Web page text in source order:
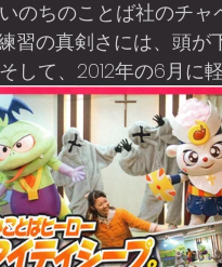
習の真剣さには、頭が
そして、2012年の6月